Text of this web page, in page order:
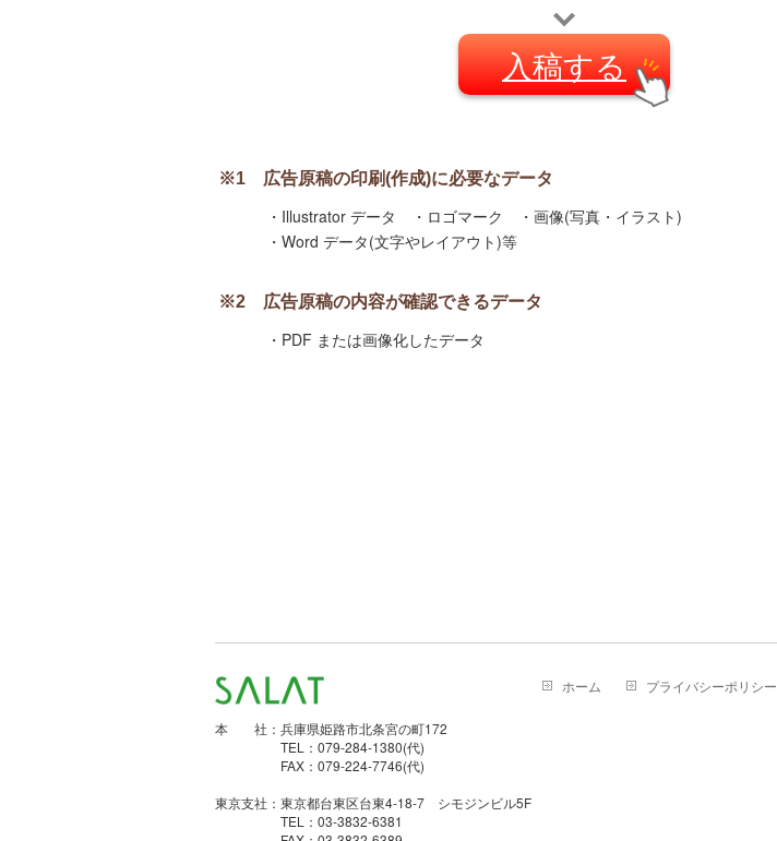
入稿する
※1 広告原稿の印刷(作成)に必要なデータ
・Illustrator データ ・ロゴマーク ・画像(写真・イラスト)
・Word データ(文字やレイアウト)等
※2 広告原稿の内容が確認できるデータ
・PDF または画像化したデータ
本 社：兵庫県姫路市北条宮の町172
TEL：079-284-1380(代)
FAX：079-224-7746(代)
東京支社：東京都台東区台東4-18-7 シモジンビル5F
TEL：03-3832-6381
ホーム プライバシーポリシー